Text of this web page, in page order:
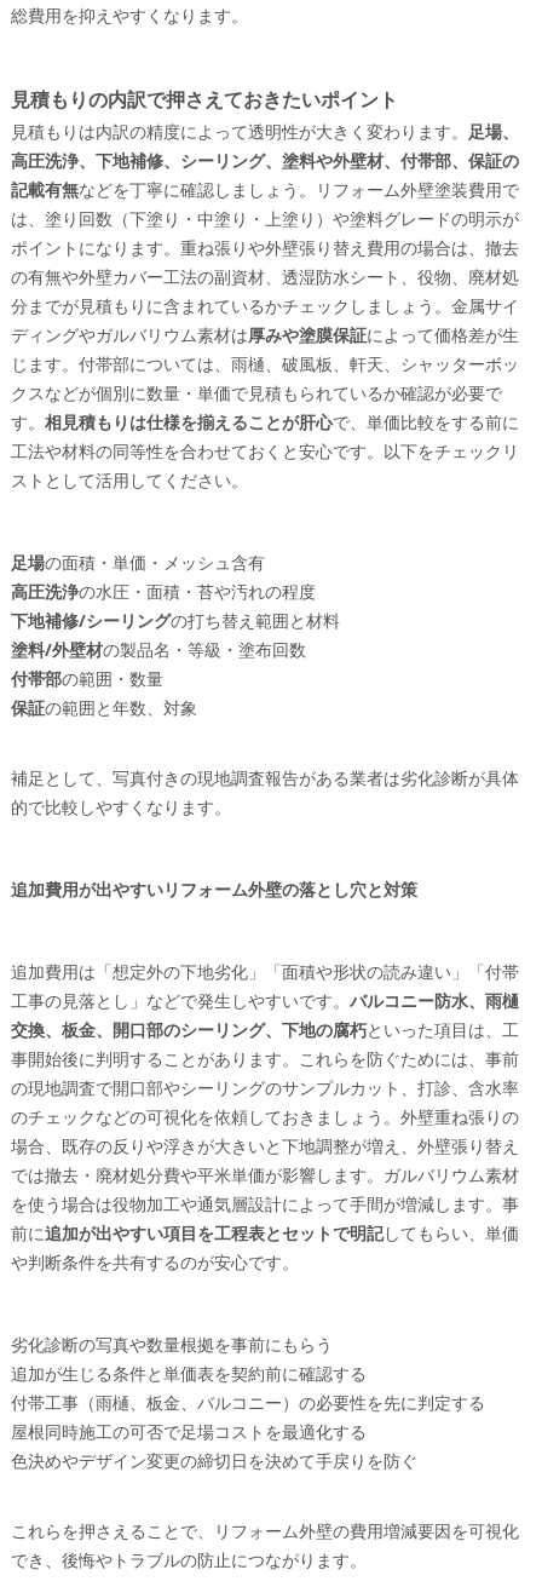
総費用を抑えやすくなります。
見積もりの内訳で押さえておきたいポイント
見積もりは内訳の精度によって透明性が大きく変わります。 足場、
高圧洗浄、下地補修、シーリング、塗料や外壁材、付帯部、保証の
記載有無などを丁寧に確認しましょう。リフォーム外壁塗装費用で
は、塗り回数（下塗り・中塗り・上塗り）や塗料グレードの明示が
ポイントになります。重ね張りや外壁張り替え費用の場合は、撤去
の有無や外壁カバー工法の副資材、透湿防水シート、役物、廃材処
分までが見積もりに含まれているかチェックしましょう。金属サイ
ディングやガルバリウム素材は厚みや塗膜保証によって価格差が生
じます。付帯部については、雨樋、破風板、軒天、シャッターボッ
クスなどが個別に数量・単価で見積もられているか確認が必要で
す。 相見積もりは仕様を揃えることが肝心で、単価比較をする前に
工法や材料の同等性を合わせておくと安心です。以下をチェックリ
ストとして活用してください。
足場の面積・単価・メッシュ含有
高圧洗浄の水圧・面積・苔や汚れの程度
下地補修/シーリングの打ち替え範囲と材料
塗料/外壁材の製品名・等級・塗布回数
付帯部の範囲・数量
保証の範囲と年数、対象
補足として、写真付きの現地調査報告がある業者は劣化診断が具体
的で比較しやすくなります。
追加費用が出やすいリフォーム外壁の落とし穴と対策
追加費用は「想定外の下地劣化」「面積や形状の読み違い」「付帯
工事の見落とし」などで発生しやすいです。 バルコニー防水、雨樋
交換、板金、開口部のシーリング、下地の腐朽といった項目は、工
事開始後に判明することがあります。これらを防ぐためには、事前
の現地調査で開口部やシーリングのサンプルカット、打診、含水率
のチェックなどの可視化を依頼しておきましょう。外壁重ね張りの
場合、既存の反りや浮きが大きいと下地調整が増え、外壁張り替え
では撤去・廃材処分費や平米単価が影響します。ガルバリウム素材
を使う場合は役物加工や通気層設計によって手間が増減します。事
前に追加が出やすい項目を工程表とセットで明記してもらい、単価
や判断条件を共有するのが安心です。
劣化診断の写真や数量根拠を事前にもらう
追加が生じる条件と単価表を契約前に確認する
付帯工事（雨樋、板金、バルコニー）の必要性を先に判定する
屋根同時施工の可否で足場コストを最適化する
色決めやデザイン変更の締切日を決めて手戻りを防ぐ
これらを押さえることで、リフォーム外壁の費用増減要因を可視化
でき、後悔やトラブルの防止につながります。